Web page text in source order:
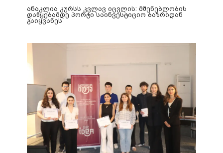
ანაკლია კურსს კვლავ იცვლის: მშენებლობის
დაწყებამდე პორტი საინვესტიციო ბაზრიდან
გაიყვანეს